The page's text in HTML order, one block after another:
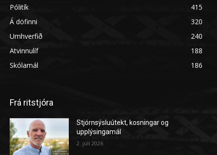
Pólitík
415
Á döfinni
320
Umhverfið
240
Atvinnulíf
188
Skólamál
186
Frá ritstjóra
Stjórnsýsluútekt, kosningar og
upplýsingamál
2. júlí 2026